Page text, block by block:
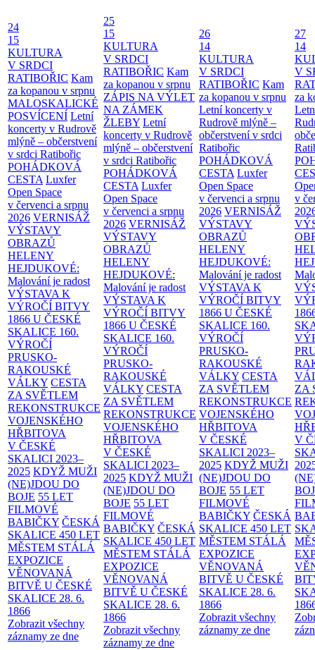
24
15
KULTURA
V SRDCI
RATIBOŘIC Kam
za kopanou v srpnu
MALOSKALICKÉ
POSVÍCENÍ Letní
koncerty v Rudrově
mlýně – občerstvení
v srdci Ratibořic
POHÁDKOVÁ
CESTA Luxfer
Open Space
v červenci a srpnu
2026 VERNISÁŽ
VÝSTAVY
OBRAZŮ
HELENY
HEJDUKOVÉ:
Malování je radost
VÝSTAVA K
VÝROČÍ BITVY
1866 U ČESKÉ
SKALICE 160.
VÝROČÍ
PRUSKO-
RAKOUSKÉ
VÁLKY CESTA
ZA SVĚTLEM
REKONSTRUKCE
VOJENSKÉHO
HŘBITOVA
V ČESKÉ
SKALICI 2023–
2025 KDYŽ MUŽI
(NE)JDOU DO
BOJE 55 LET
FILMOVÉ
BABIČKY ČESKÁ
SKALICE 450 LET
MĚSTEM STÁLÁ
EXPOZICE
VĚNOVANÁ
BITVĚ U ČESKÉ
SKALICE 28. 6.
1866
Zobrazit všechny
záznamy ze dne
25
15
KULTURA
V SRDCI
RATIBOŘIC Kam
za kopanou v srpnu
ZÁPIS NA VÝLET
NA ZÁMEK
ŽLEBY Letní
koncerty v Rudrově
mlýně – občerstvení
v srdci Ratibořic
POHÁDKOVÁ
CESTA Luxfer
Open Space
v červenci a srpnu
2026 VERNISÁŽ
VÝSTAVY
OBRAZŮ
HELENY
HEJDUKOVÉ:
Malování je radost
VÝSTAVA K
VÝROČÍ BITVY
1866 U ČESKÉ
SKALICE 160.
VÝROČÍ
PRUSKO-
RAKOUSKÉ
VÁLKY CESTA
ZA SVĚTLEM
REKONSTRUKCE
VOJENSKÉHO
HŘBITOVA
V ČESKÉ
SKALICI 2023–
2025 KDYŽ MUŽI
(NE)JDOU DO
BOJE 55 LET
FILMOVÉ
BABIČKY ČESKÁ
SKALICE 450 LET
MĚSTEM STÁLÁ
EXPOZICE
VĚNOVANÁ
BITVĚ U ČESKÉ
SKALICE 28. 6.
1866
Zobrazit všechny
záznamy ze dne
26
14
KULTURA
V SRDCI
RATIBOŘIC Kam
za kopanou v srpnu
Letní koncerty v
Rudrově mlýně –
občerstvení v srdci
Ratibořic
POHÁDKOVÁ
CESTA Luxfer
Open Space
v červenci a srpnu
2026 VERNISÁŽ
VÝSTAVY
OBRAZŮ
HELENY
HEJDUKOVÉ:
Malování je radost
VÝSTAVA K
VÝROČÍ BITVY
1866 U ČESKÉ
SKALICE 160.
VÝROČÍ
PRUSKO-
RAKOUSKÉ
VÁLKY CESTA
ZA SVĚTLEM
REKONSTRUKCE
VOJENSKÉHO
HŘBITOVA
V ČESKÉ
SKALICI 2023–
2025 KDYŽ MUŽI
(NE)JDOU DO
BOJE 55 LET
FILMOVÉ
BABIČKY ČESKÁ
SKALICE 450 LET
MĚSTEM STÁLÁ
EXPOZICE
VĚNOVANÁ
BITVĚ U ČESKÉ
SKALICE 28. 6.
1866
Zobrazit všechny
záznamy ze dne
27
14
V
za
v
ZA
V